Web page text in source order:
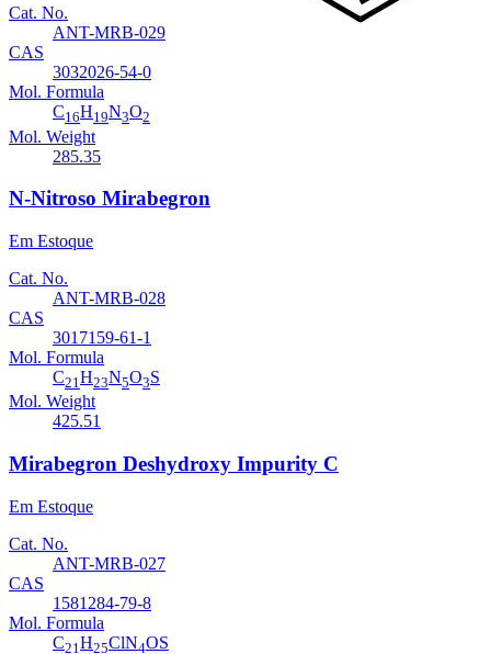
Cat. No.
ANT-MRB-029
CAS
3032026-54-0
Mol. Formula
C16H19N3O2
Mol. Weight
285.35
N-Nitroso Mirabegron
Em Estoque
Cat. No.
ANT-MRB-028
CAS
3017159-61-1
Mol. Formula
C21H23N5O3S
Mol. Weight
425.51
Mirabegron Deshydroxy Impurity C
Em Estoque
Cat. No.
ANT-MRB-027
CAS
1581284-79-8
Mol. Formula
C21 H25ClN4OS